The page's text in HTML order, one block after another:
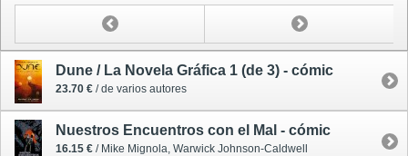
Dune / La Novela Gráfica 1 (de 3) - cómic
23.70 € / de varios autores
Nuestros Encuentros con el Mal - cómic
16.15 € / Mike Mignola, Warwick Johnson-Caldwell